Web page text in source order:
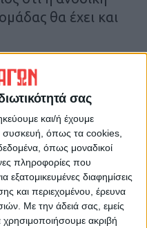
σας
και/ή έχουμε
όπως τα cookies,
όπως μοναδικοί
πληροφορίες που
διαφημίσεις
και περιεχομένου, έρευνα
Με την άδειά σας, εμείς
χρησιμοποιήσουμε ακριβή
θα έχει και
εφημερίδα ΝΕΟΣ
News!
περιοχή της
της Θεσσαλίας
ΕΠΟΜΕΝΟ ΑΡΘΡΟ